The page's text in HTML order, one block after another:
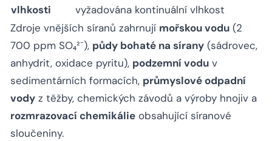
vlhkosti
vyžadována kontinuální vlhkost
Zdroje vnějších síranů zahrnují mořskou vodu (2
700 ppm SO₄²⁻), půdy bohaté na sírany (sádrovec,
anhydrit, oxidace pyritu), podzemní vodu v
sedimentárních formacích, průmyslové odpadní
vody z těžby, chemických závodů a výroby hnojiv a
rozmrazovací chemikálie obsahující síranové
sloučeniny.